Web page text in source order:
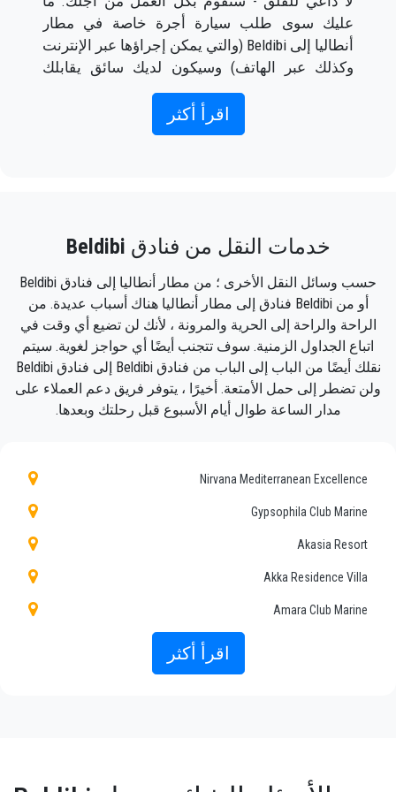
عليك سوى طلب سيارة أجرة خاصة في مطار
أنطاليا إلى Beldibi (والتي يمكن إجراؤها عبر الإنترنت
وكذلك عبر الهاتف) وسيكون لديك سائق يقابلك
خارج صالة الوصول مع كتابة اسمك على لافتة عندما
جاهزة لمساعدتك في الأمتعة ويأخذك إلى وجهتك
ستكون تجربتك مع خدمة النقل الخاصة بنا رائعة لأن
فريقنا محترفون فخورون سيضمنون أن يتم
اصطحابك في الوقت المحدد ، ونقلك مع الفصل ،
وفي طريقك إلى وجهتك في أنطاليا إلى Beldibi
بطريقة ممتعة.
مريحة إلى أي مكان في Beldibi.
البديل الجميل للمواصلات العامة من وإلى Beldibi.
احجز الآن وسيلة النقل الخاصة بك في أنطاليا وسافر
اقرأ أكثر
خدمات النقل من فنادق Beldibi
حسب وسائل النقل الأخرى ؛ من مطار أنطاليا إلى فنادق Beldibi
أو من Beldibi فنادق إلى مطار أنطاليا هناك أسباب عديدة. من
الراحة والراحة إلى الحرية والمرونة ، لأنك لن تضيع أي وقت في
اتباع الجداول الزمنية. سوف تتجنب أيضًا أي حواجز لغوية. سيتم
نقلك أيضًا من الباب إلى الباب من فنادق Beldibi إلى فنادق Beldibi
ولن تضطر إلى حمل الأمتعة. أخيرًا ، يتوفر فريق دعم العملاء على
مدار الساعة طوال أيام الأسبوع قبل رحلتك وبعدها.
Nirvana Mediterranean Excellence
Gypsophila Club Marine
Akasia Resort
Akka Residence Villa
Amara Club Marine
اقرأ أكثر